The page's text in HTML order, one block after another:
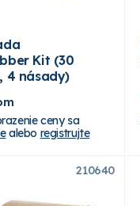
Kit (30
4 násady)
ceny sa
alebo registrujte
210640